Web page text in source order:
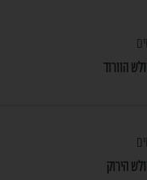
הוורוד
הירוק